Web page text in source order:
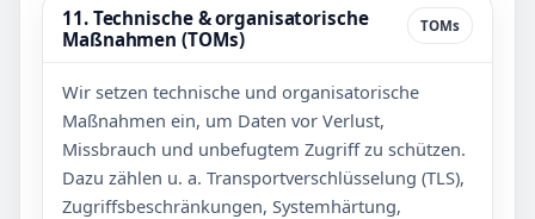
11. Technische & organisatorische
Maßnahmen (TOMs)
TOMs
Wir setzen technische und organisatorische
Maßnahmen ein, um Daten vor Verlust,
Missbrauch und unbefugtem Zugriff zu schützen.
Dazu zählen u. a. Transportverschlüsselung (TLS),
Zugriffsbeschränkungen, Systemhärtung,